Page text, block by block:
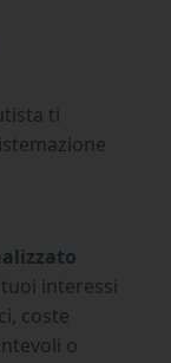
ti
interessi
coste
o